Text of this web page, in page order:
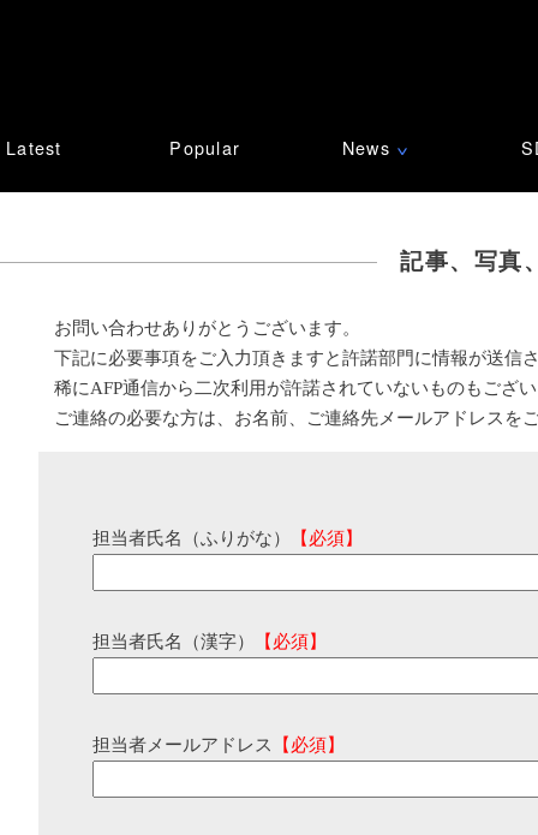
Latest Popular News ∨
記事、写真
お問い合わせありがとうございます。
下記に必要事項をご入力頂きますと許諾部門に情報が送信
稀にAFP通信から二次利用が許諾されていないものもござ
ご連絡の必要な方は、お名前、ご連絡先メールアドレスを
担当者氏名（ふりがな） 【必須】
担当者氏名（漢字） 【必須】
担当者メールアドレス 【必須】